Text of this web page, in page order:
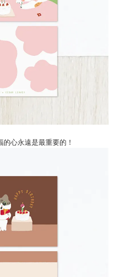
心永遠是最重要的！